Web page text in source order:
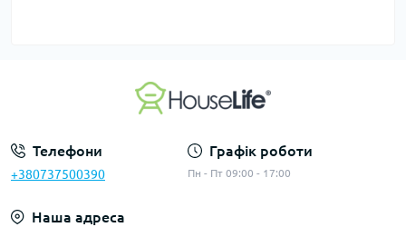
Телефони
+380737500390
Графік роботи
Пн - Пт 09:00 - 17:00
Наша адреса